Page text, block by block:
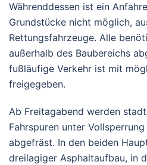
Währenddessen ist ein
Grundstücke nicht möglich,
Rettungsfahrzeuge. Alle
außerhalb des Baubereichs
fußläufige Verkehr ist mit
freigegeben.
Ab Freitagabend werden
Fahrspuren unter
abgefräst. In den beiden
dreilagiger Asphaltaufbau, in